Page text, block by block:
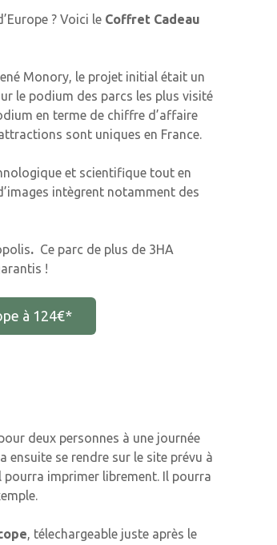
? Voici leCoffret Cadeau
Monory, le projet initial était un
le podium des parcs les plus visité
en terme de chiffre d’affaire
sont uniques en France.
et scientifique tout en
intègrent notamment des
. Ce parc de plus de 3HA
!
à 124€*
deux personnes à une journée
ensuite se rendre sur le site prévu à
pourra imprimer librement. Il pourra
, télechargeable juste après le